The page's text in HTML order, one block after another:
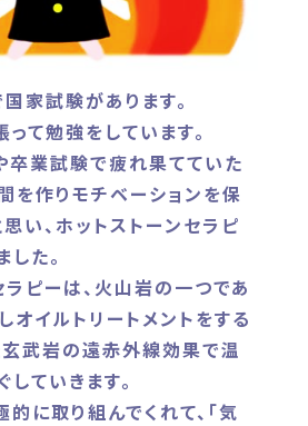
家試験があります。
て勉強をしています。
卒業試験で疲れ果てていた
を作りモチベーションを保
い、ホットストーンセラピ
た。
ラピーは、火山岩の一つであ
オイルトリートメントをする
玄武岩の遠赤外線効果で温
ていきます。
に取り組んでくれて、「気